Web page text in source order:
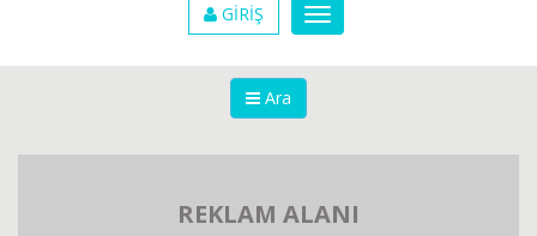
GİRİŞ
Ara
REKLAM ALANI